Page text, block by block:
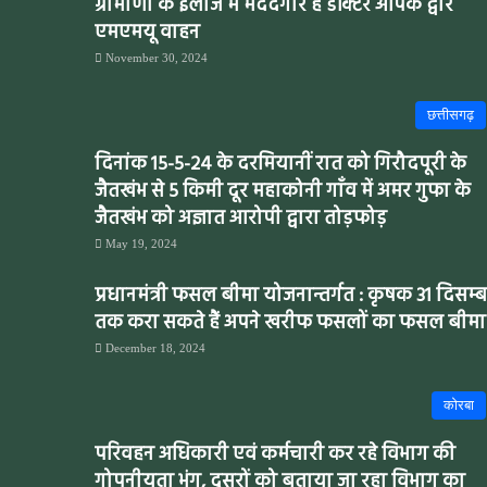
एमएमयू वाहन
November 30, 2024
छत्तीसगढ़
दिनांक 15-5-24 के दरमियानीं रात को गिरौदपूरी के
जैतखंभ से 5 किमी दूर महाकोनी गाँव में अमर गुफा के
जैतखंभ को अज्ञात आरोपी द्वारा तोड़फोड़
May 19, 2024
प्रधानमंत्री फसल बीमा योजनान्तर्गत : कृषक 31
तक करा सकते हैं अपने खरीफ फसलों का फसल बीमा
December 18, 2024
कोरबा
परिवहन अधिकारी एवं कर्मचारी कर रहे विभाग की